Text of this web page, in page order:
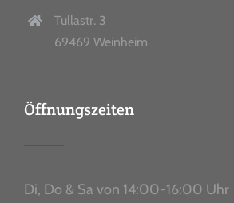
Tullastr. 3
69469 Weinheim
Öffnungszeiten
Di, Do & Sa von 14:00-16:00 Uhr